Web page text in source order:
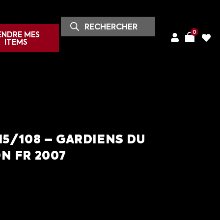
MES
ITEMS
0
108 – GARDIENS DU
FR 2007